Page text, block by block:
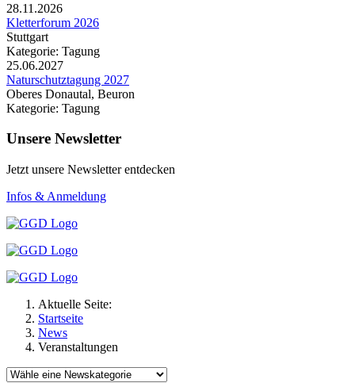
28.11.2026
Kletterforum 2026
Stuttgart
Kategorie: Tagung
25.06.2027
Naturschutztagung 2027
Oberes Donautal, Beuron
Kategorie: Tagung
Unsere Newsletter
Jetzt unsere Newsletter entdecken
Infos & Anmeldung
Aktuelle Seite:
Startseite
News
Veranstaltungen